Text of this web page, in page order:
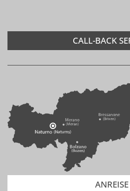
ANREISE
CALL-BACK